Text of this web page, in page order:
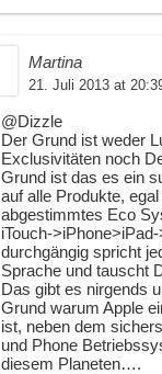
Martina
21. Juli 2013 at
@Dizzle
Der Grund ist weder
Exclusivitäten noch
Grund ist das es ein
auf alle Produkte,
abgestimmtes Eco
iTouch-
durchgängig spricht
Sprache und tauscht
Das gibt es nirgends
Grund warum Apple
ist, neben dem
und Phone
diesem Planeten….